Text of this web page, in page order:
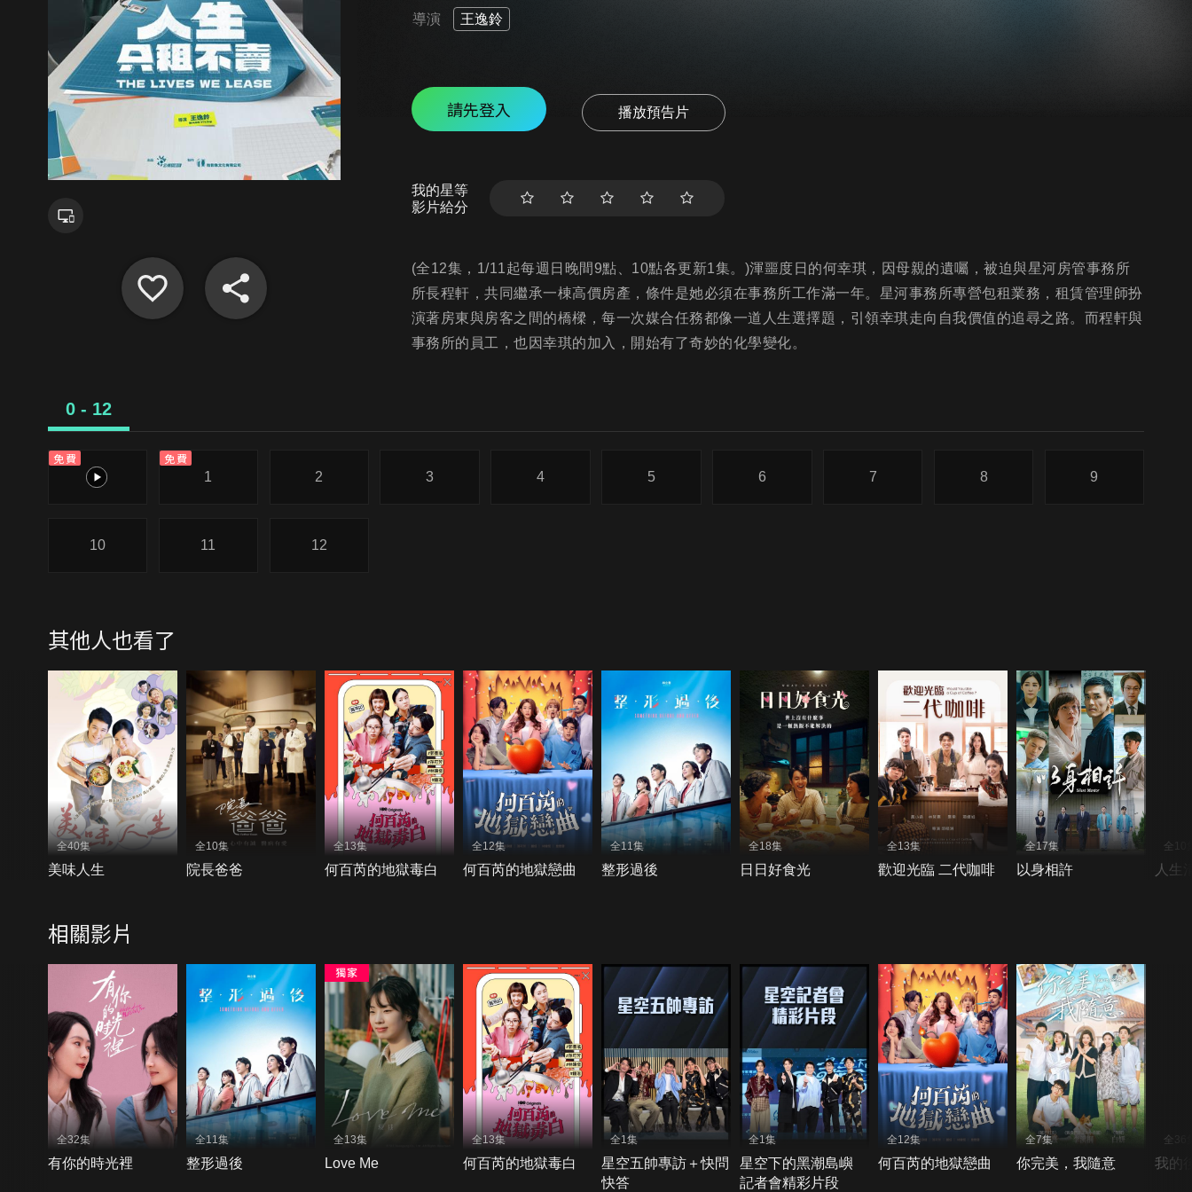
導演 王逸鈴
請先登入 播放預告片
我的星等
影片給分
(全12集，1/11起每週日晚間9點、10點各更新1集。)渾噩度日的何幸琪，因母親的遺囑，被迫與星河房管事務所
所長程軒，共同繼承一棟高價房產，條件是她必須在事務所工作滿一年。星河事務所專營包租業務，租賃管理師扮
演著房東與房客之間的橋樑，每一次媒合任務都像一道人生選擇題，引領幸琪走向自我價值的追尋之路。而程軒與
事務所的員工，也因幸琪的加入，開始有了奇妙的化學變化。
0 - 12
免費
0
免費
1
2 3 4 5 6 7 8 9
10 11 12
其他人也看了
全40集
美味人生
全10集
院長爸爸
全13集
何百芮的地獄毒白
全12集
何百芮的地獄戀曲
全11集
整形過後
全18集
日日好食光
全13集
歡迎光臨 二代咖啡
全17集
以身相許
全10
人生
相關影片
全32集
有你的時光裡
全11集
整形過後
全13集
Love Me
全13集
何百芮的地獄毒白
全1集
星空五帥專訪＋快問
快答
全1集
星空下的黑潮島嶼
記者會精彩片段
全12集
何百芮的地獄戀曲
全7集
你完美，我隨意
全36
我的